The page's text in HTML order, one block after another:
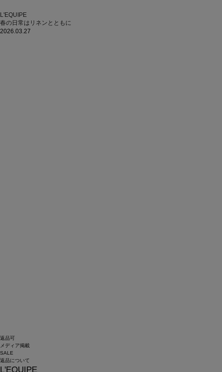
L'EQUIPE
春の日常はリネンとともに
2026.03.27
返品可
メディア掲載
SALE
返品について
L'EQUIPE